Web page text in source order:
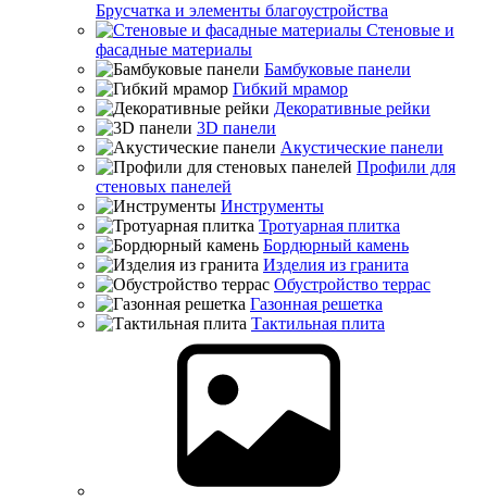
Брусчатка и элементы благоустройства
Стеновые и
фасадные материалы
Бамбуковые панели
Гибкий мрамор
Декоративные рейки
3D панели
Акустические панели
Профили для
стеновых панелей
Инструменты
Тротуарная плитка
Бордюрный камень
Изделия из гранита
Обустройство террас
Газонная решетка
Тактильная плита